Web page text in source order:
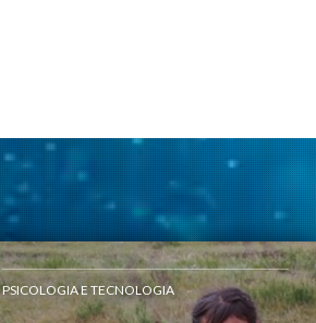
PSICOLOGIA E TECNOLOGIA